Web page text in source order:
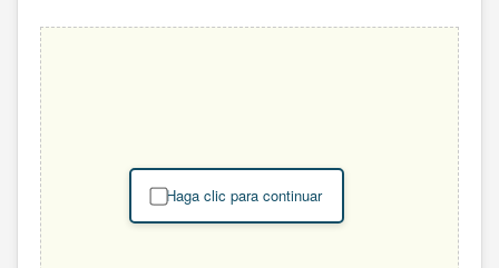
Haga clic para continuar